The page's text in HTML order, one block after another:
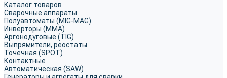
Каталог товаров
Сварочные аппараты
Полуавтоматы (MIG-MAG)
Инверторы (MMA)
Аргонодуговые (TIG)
Выпрямители, реостаты
Точечная (SPOT)
Контактные
Автоматическая (SAW)